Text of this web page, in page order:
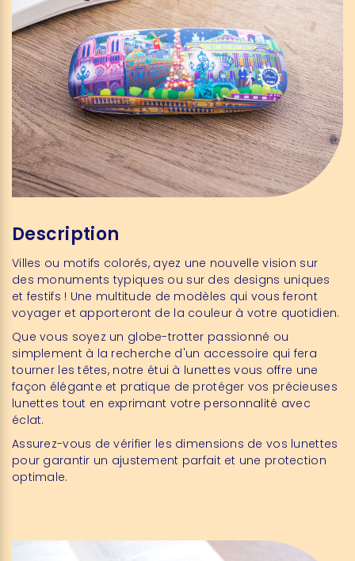
Description
Villes ou motifs colorés, ayez une nouvelle vision sur
des monuments typiques ou sur des designs uniques
et festifs ! Une multitude de modèles qui vous feront
voyager et apporteront de la couleur à votre quotidien.
Que vous soyez un globe-trotter passionné ou
simplement à la recherche d'un accessoire qui fera
tourner les têtes, notre étui à lunettes vous offre une
façon élégante et pratique de protéger vos précieuses
lunettes tout en exprimant votre personnalité avec
éclat.
Assurez-vous de vérifier les dimensions de vos lunettes
pour garantir un ajustement parfait et une protection
optimale.